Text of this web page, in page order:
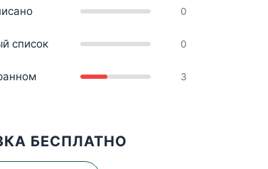
0
список 0
3
БЕСПЛАТНО